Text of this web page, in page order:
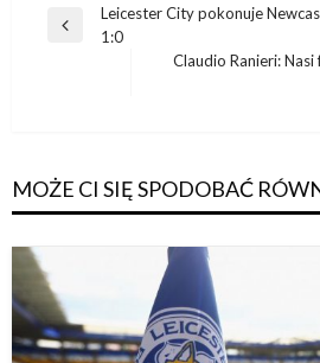
Nawigacja
wpisu
Poprzedni
Leicester City pokonuje
1:0
Claudio Ranieri: Nasi
MOŻE CI SIĘ SPODOBAĆ